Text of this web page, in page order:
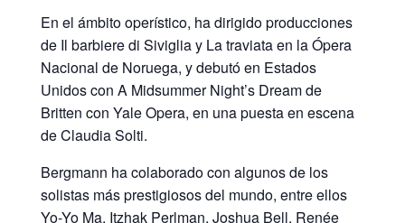
En el ámbito operístico, ha dirigido producciones
de Il barbiere di Siviglia y La traviata en la Ópera
Nacional de Noruega, y debutó en Estados
Unidos con A Midsummer Night’s Dream de
Britten con Yale Opera, en una puesta en escena
de Claudia Solti.
Bergmann ha colaborado con algunos de los
solistas más prestigiosos del mundo, entre ellos
Yo-Yo Ma, Itzhak Perlman, Joshua Bell, Renée